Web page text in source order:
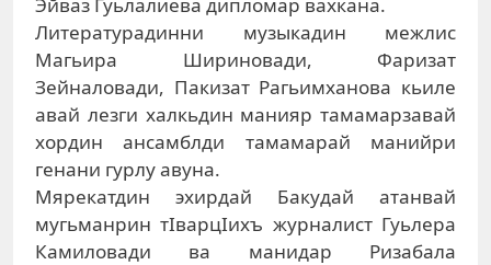
Литературадинни музыкадин межлис
Магьира Шириновади, Фаризат
Зейналовади, Пакизат Рагьимханова кьиле
авай лезги халкьдин манияр тамамарзавай
хордин ансамблди тамамарай манийри
генани гурлу авуна.
Мярекатдин эхирдай Бакудай атанвай
мугьманрин тIварцIихъ журналист Гуьлера
Камиловади ва манидар Ризабала